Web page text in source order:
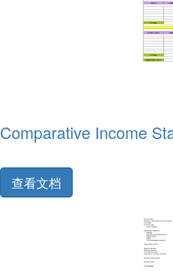
Comparative Income
查看文档